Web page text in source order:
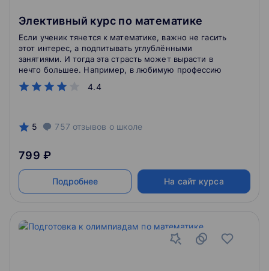
Элективный курс по математике
4.4
Если ученик тянется к математике, важно не гасить
этот интерес, а подпитывать углублёнными
занятиями. И тогда эта страсть может вырасти в
нечто большее. Например, в любимую профессию
5 757 отзывов о школе
799 ₽
Подробнее На сайт курса